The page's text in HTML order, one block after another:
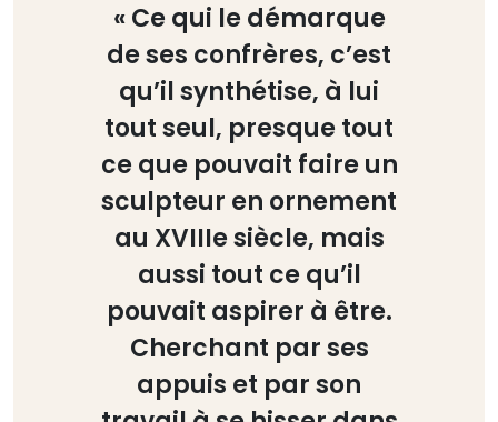
« Ce qui le démarque
de ses confrères, c’est
qu’il synthétise, à lui
tout seul, presque tout
ce que pouvait faire un
sculpteur en ornement
au XVIIIe siècle, mais
aussi tout ce qu’il
pouvait aspirer à être.
Cherchant par ses
appuis et par son